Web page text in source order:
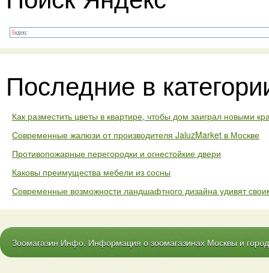
Последние в
Как разместить цветы в квартире, чтобы дом заиграл новыми
Современные жалюзи от производителя JaluzMarket в Москве
Противопожарные перегородки и огнестойкие двери
Каковы преимущества мебели из сосны
Современные возможности ландшафтного дизайна удивят
Зоомагазин Инфо. Информация о зоомагазинах Москвы и